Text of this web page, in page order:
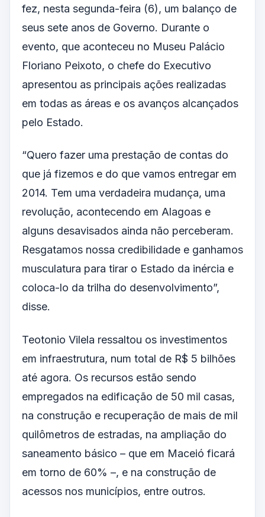
fez, nesta segunda-feira (6), um balanço de
seus sete anos de Governo. Durante o
evento, que aconteceu no Museu Palácio
Floriano Peixoto, o chefe do Executivo
apresentou as principais ações realizadas
em todas as áreas e os avanços alcançados
pelo Estado.
“Quero fazer uma prestação de contas do
que já fizemos e do que vamos entregar em
2014. Tem uma verdadeira mudança, uma
revolução, acontecendo em Alagoas e
alguns desavisados ainda não perceberam.
Resgatamos nossa credibilidade e ganhamos
musculatura para tirar o Estado da inércia e
coloca-lo da trilha do desenvolvimento”,
disse.
Teotonio Vilela ressaltou os investimentos
em infraestrutura, num total de R$ 5 bilhões
até agora. Os recursos estão sendo
empregados na edificação de 50 mil casas,
na construção e recuperação de mais de mil
quilômetros de estradas, na ampliação do
saneamento básico – que em Maceió ficará
em torno de 60% –, e na construção de
acessos nos municípios, entre outros.